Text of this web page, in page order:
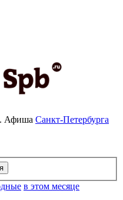
Афиша Санкт-Петербурга
в этом месяце